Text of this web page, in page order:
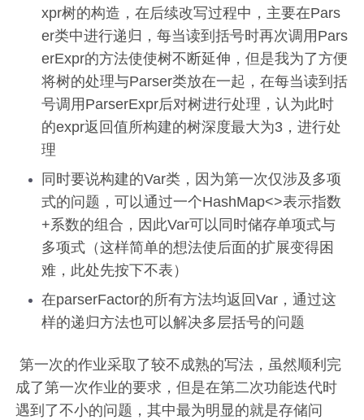
xpr树的构造，在后续改写过程中，主要在Pars
er类中进行递归，每当读到括号时再次调用Pars
erExpr的方法使使树不断延伸，但是我为了方便
将树的处理与Parser类放在一起，在每当读到括
号调用ParserExpr后对树进行处理，认为此时
的expr返回值所构建的树深度最大为3，进行处
理
同时要说构建的Var类，因为第一次仅涉及多项
式的问题，可以通过一个HashMap<>表示指数
+系数的组合，因此Var可以同时储存单项式与
多项式（这样简单的想法使后面的扩展变得困
难，此处先按下不表）
在parserFactor的所有方法均返回Var，通过这
样的递归方法也可以解决多层括号的问题
​ 第一次的作业采取了较不成熟的写法，虽然顺利完
成了第一次作业的要求，但是在第二次功能迭代时
遇到了不小的问题，其中最为明显的就是存储问